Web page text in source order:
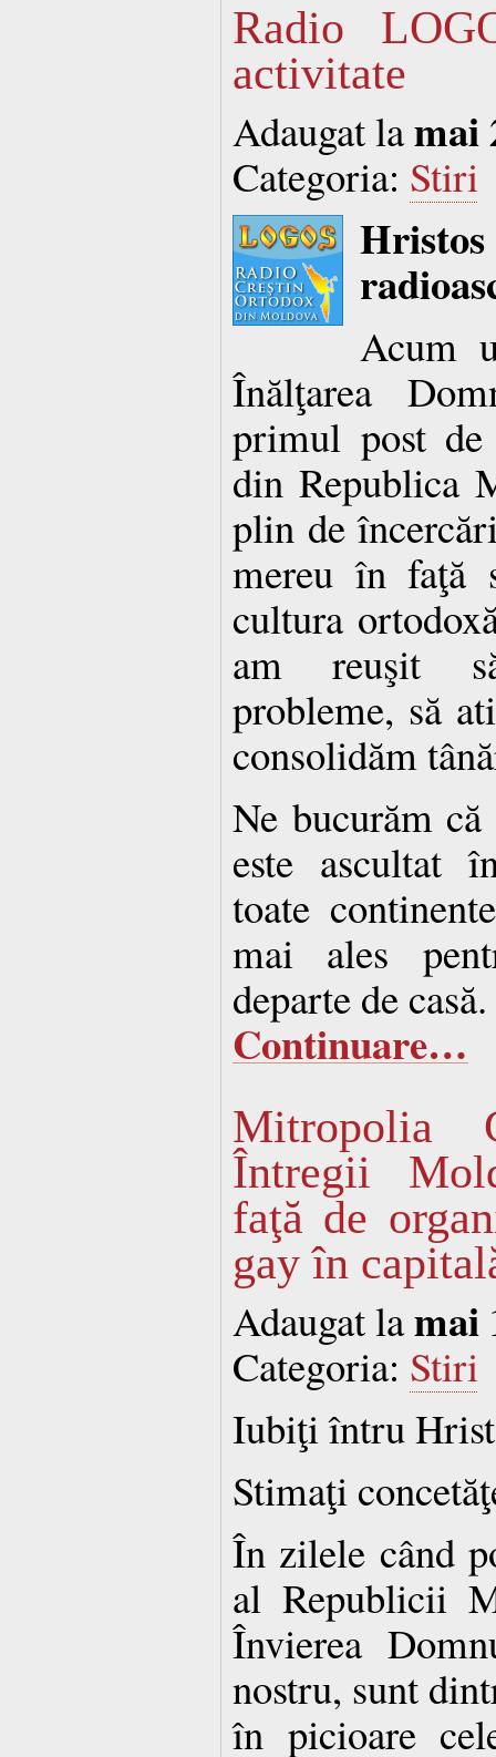
Radio
activitate
Adaugat lamai
Categoria: Stiri
Acum
Înălţarea
primul post
din Republica
plin de
mereu în faţă
cultura
am reuşit
probleme, să
consolidăm
Ne bucurăm
este ascultat
toate
mai ales
departe de casă.
Continuare…
Mitropolia
Întregii
faţă de
gay în
Adaugat lamai
Categoria: Stiri
Iubiţi întru
Stimaţi
În zilele când
al Republicii
Învierea
nostru, sunt
în picioare